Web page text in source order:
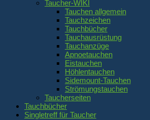
Taucher-WIKI
Tauchen allgemein
Tauchzeichen
Tauchbücher
Tauchausrüstung
Tauchanzüge
Apnoetauchen
Eistauchen
Höhlentauchen
Sidemount-Tauchen
Strömungstauchen
Taucherseiten
Tauchbücher
Singletreff für Taucher